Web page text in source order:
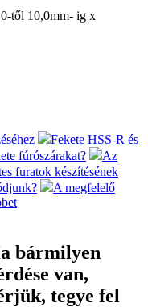
től 10,0mm- ig x
Fekete HSS-R és
fúrószárakat?
Az
furatok készítésének
A megfelelő
bármilyen
van,
tegye fel